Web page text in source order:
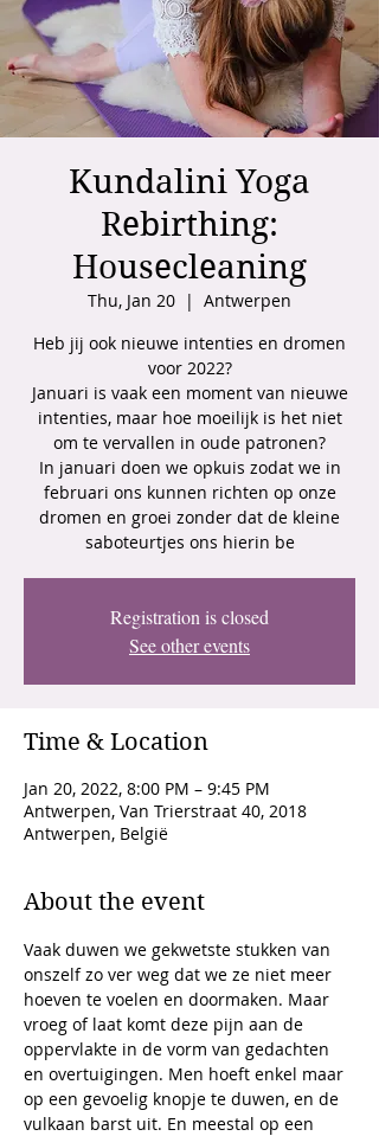
Kundalini Yoga
Rebirthing:
Housecleaning
Thu, Jan 20
  |
Antwerpen
Heb jij ook nieuwe intenties en dromen
voor 2022?
Januari is vaak een moment van nieuwe
intenties, maar hoe moeilijk is het niet
om te vervallen in oude patronen?
In januari doen we opkuis zodat we in
februari ons kunnen richten op onze
dromen en groei zonder dat de kleine
saboteurtjes ons hierin be
Registration is closed
See other events
Time & Location
Jan 20, 2022, 8:00 PM – 9:45 PM
Antwerpen, Van Trierstraat 40, 2018
Antwerpen, België
About the event
Vaak duwen we gekwetste stukken van
onszelf zo ver weg dat we ze niet meer
hoeven te voelen en doormaken. Maar
vroeg of laat komt deze pijn aan de
oppervlakte in de vorm van gedachten
en overtuigingen. Men hoeft enkel maar
op een gevoelig knopje te duwen, en de
vulkaan barst uit. En meestal op een